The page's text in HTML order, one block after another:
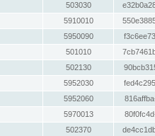
503030
5910010
5950090
501010
502130
5952030
5952060
5970013
502370